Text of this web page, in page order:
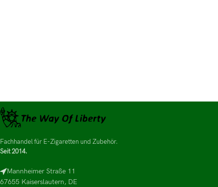
Fachhandel für E-Zigaretten und Zubehör.
Seit 2014.
Mannheimer Straße 11
67655 Kaiserslautern, DE